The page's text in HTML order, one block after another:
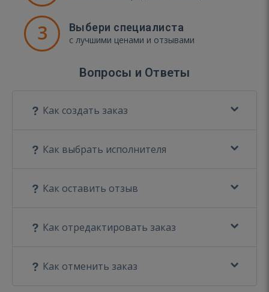
3 Выбери специалиста
с лучшими ценами и отзывами
Вопросы и Ответы
Как создать заказ
Как выбрать исполнителя
Как оставить отзыв
Как отредактировать заказ
Как отменить заказ